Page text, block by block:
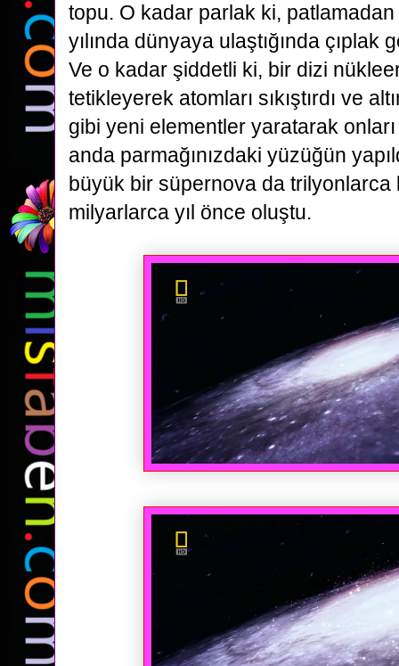
topu. O kadar parlak ki, patlamadan
yılında dünyaya ulaştığında çıplak
Ve o kadar şiddetli ki, bir dizi
tetikleyerek atomları sıkıştırdı ve
gibi yeni elementler yaratarak onları
anda parmağınızdaki yüzüğün
büyük bir süpernova da trilyonlarca
milyarlarca yıl önce oluştu.